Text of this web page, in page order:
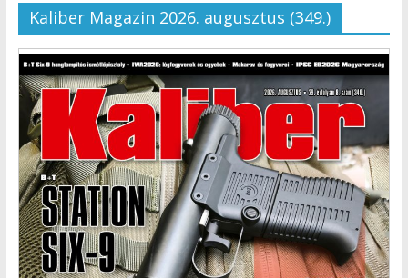
Kaliber Magazin 2026. augusztus (349.)